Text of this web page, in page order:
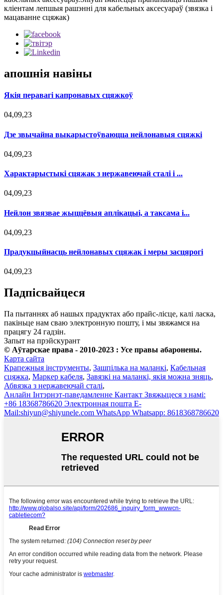
кліентам лепшыя рашэнні для кабельных аксесуараў (звязка і
мацаванне сцяжак)
апошнія навіны
Якія перавагі капронавых сцяжкоў
04,09,23
Дзе звычайна выкарыстоўваюцца нейлонавыя сцяжкі
04,09,23
Характарыстыкі сцяжак з нержавеючай сталі і ...
04,09,23
Нейлон звязвае жыццёвыя аплікацыі, а таксама i...
04,09,23
Прадукцыйнасць нейлонавых сцяжак і меры засцярогі
04,09,23
Падпісвайцеся
Па пытаннях аб нашых прадуктах або прайс-лісце, калі ласка,
пакіньце нам сваю электронную пошту, і мы звяжамся на
працягу 24 гадзін.
Запыт на прэйскурант
© Аўтарскае права - 2010-2023 : Усе правы абаронены.
Карта сайта
Крапежныя інструменты, Зашпілька на маланкі, Кабельная
сцяжка, Маркер кабеля, Завязкі на маланкі, якія можна зняць,
Абвязка з нержавеючай сталі,
Анлайн Інтэрнэт-паведамленне Кантакт Звяжыцеся з намі:
+86 18368786620 Электронная пошта E-
Mail:shiyun@shiyunele.com WhatsApp Whatsapp: 8618368786620